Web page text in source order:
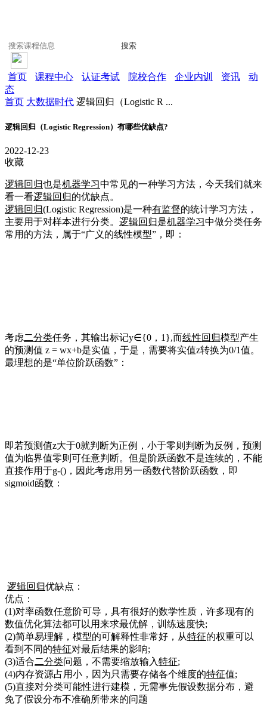
搜索
首页 课程中心 认证考试 院校合作 企业内训 资讯
动
态
首页 大数据时代 逻辑回归（Logistic R ...
逻辑回归（Logistic Regression）有哪些优缺点?
2022-12-23
收藏
逻辑回归也是机器学习中常见的一种学习方法，今天我们就来
看一看逻辑回归的优缺点。
逻辑回归(Logistic Regression)是一种有监督的统计学习方法，
主要用于对样本进行分类。 逻辑回归是机器学习中做分类任务
常用的方法，属于“广义的线性模型”，即：
考虑二分类任务，其输出标记y∈{0，1},而线性回归模型产生
的预测值 z = wx+b是实值，于是，需要将实值z转换为0/1值。
最理想的是“单位阶跃函数”：
即若预测值z大于0就判断为正例，小于零则判断为反例，预测
值为临界值零则可任意判断。但是阶跃函数不是连续的，不能
直接作用于g-()，因此考虑用另一函数代替阶跃函数，即
sigmoid函数：
逻辑回归优缺点：
优点：
(1)对率函数任意阶可导，具有很好的数学性质，许多现有的
数值优化算法都可以用来求最优解，训练速度快;
(2)简单易理解，模型的可解释性非常好，从特征的权重可以
看到不同的特征对最后结果的影响;
(3)适合二分类问题，不需要缩放输入特征;
(4)内存资源占用小，因为只需要存储各个维度的特征值;
(5)直接对分类可能性进行建模，无需事先假设数据分布，避
免了假设分布不准确所带来的问题